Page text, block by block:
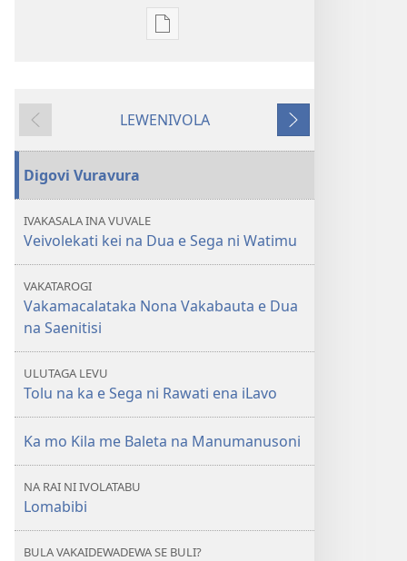
Sala
na
na
Sega
ena
iLavo
LESU
I
MURI
LEWENIVOLA
TARAVA
Digovi Vuravura
IVAKASALA INA VUVALE
Veivolekati kei na Dua e Sega ni Watimu
VAKATAROGI
Vakamacalataka Nona Vakabauta e Dua
na Saenitisi
ULUTAGA LEVU
Tolu na ka e Sega ni Rawati ena iLavo
Ka mo Kila me Baleta na Manumanusoni
NA RAI NI IVOLATABU
Lomabibi
BULA VAKAIDEWADEWA SE BULI?